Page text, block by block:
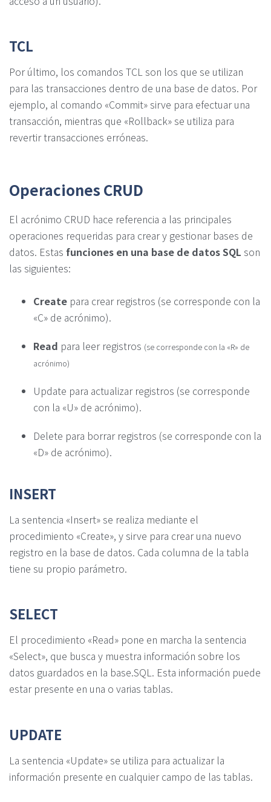
TCL
Por último, los comandos TCL son los que se utilizan
para las transacciones dentro de una base de datos. Por
ejemplo, al comando «Commit» sirve para efectuar una
transacción, mientras que «Rollback» se utiliza para
revertir transacciones erróneas.
Operaciones CRUD
El acrónimo CRUD hace referencia a las principales
operaciones requeridas para crear y gestionar bases de
datos. Estas funciones en una base de datos SQL son
las siguientes:
Create para crear registros (se corresponde con la
«C» de acrónimo).
Read para leer registros (se corresponde con la «R» de
acrónimo)
Update para actualizar registros (se corresponde
con la «U» de acrónimo).
Delete para borrar registros (se corresponde con la
«D» de acrónimo).
INSERT
La sentencia «Insert» se realiza mediante el
procedimiento «Create», y sirve para crear una nuevo
registro en la base de datos. Cada columna de la tabla
tiene su propio parámetro.
SELECT
El procedimiento «Read» pone en marcha la sentencia
«Select», que busca y muestra información sobre los
datos guardados en la base.SQL. Esta información puede
estar presente en una o varias tablas.
UPDATE
La sentencia «Update» se utiliza para actualizar la
información presente en cualquier campo de las tablas.